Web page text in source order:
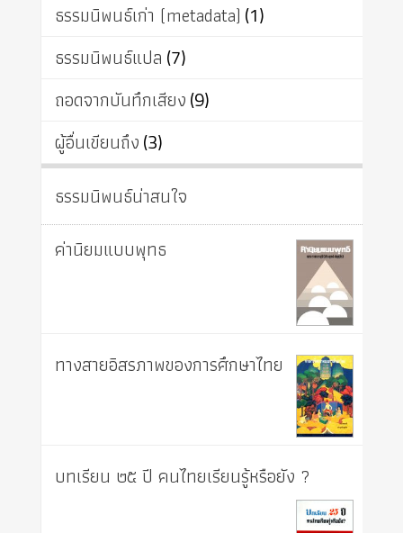
ธรรมนิพนธ์เก่า (metadata) (1)
ธรรมนิพนธ์แปล (7)
ถอดจากบันทึกเสียง(9)
ผู้อื่นเขียนถึง(3)
ธรรมนิพนธ์น่าสนใจ
ค่านิยมแบบพุทธ
ทางสายอิสรภาพของการศึกษาไทย
บทเรียน ๒๕ ปี คนไทยเรียนรู้หรือยัง ?